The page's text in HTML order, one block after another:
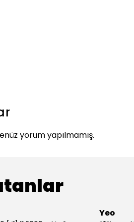
yorum yapılmamış.
Yeo